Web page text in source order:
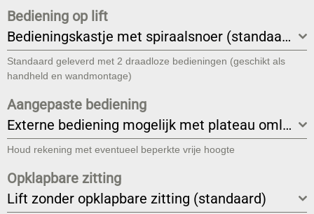
Bediening op lift
Bedieningskastje met spiraalsnoer (standaard)
Standaard geleverd met 2 draadloze bedieningen (geschikt als
handheld en wandmontage)
Aangepaste bediening
Externe bediening mogelijk met plateau omlaag en/of opgeklapt (standaard)
Houd rekening met eventueel beperkte vrije hoogte
Opklapbare zitting
Lift zonder opklapbare zitting (standaard)